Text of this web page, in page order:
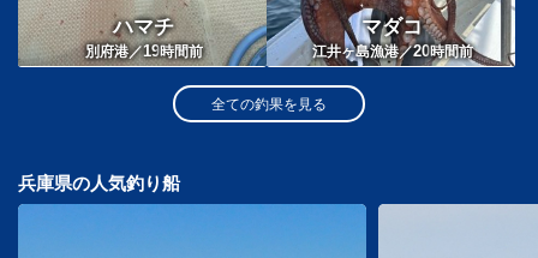
ハマチ
別府港／19時間前
マダコ
江井ヶ島漁港／20時間前
全ての釣果を見る
兵庫県の人気釣り船